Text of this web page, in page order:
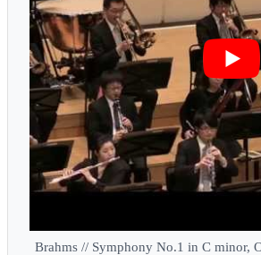
Brahms // Symphony No.1 in C